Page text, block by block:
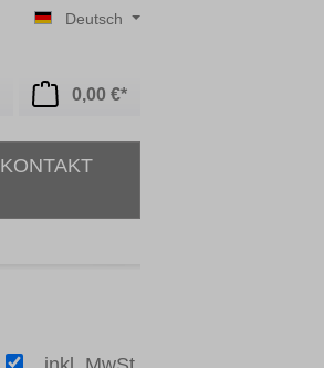
Deutsch
0,00 €*Warenkorb enthält 0
KONTAKT